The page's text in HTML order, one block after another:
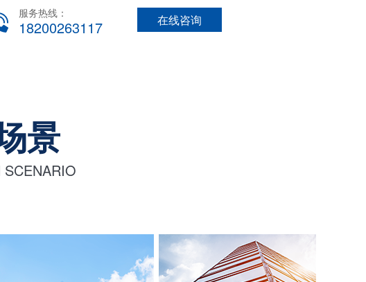
服务热线：
18200263117 在线咨询
景